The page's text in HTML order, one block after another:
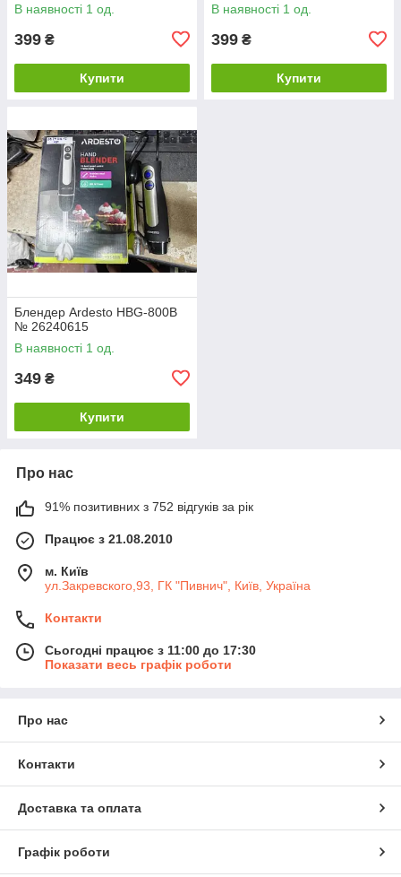
В наявності 1 од.
399 ₴
Купити
В наявності 1 од.
399 ₴
Купити
Блендер Ardesto HBG-800B
№ 26240615
В наявності 1 од.
349 ₴
Купити
Про нас
91% позитивних з 752 відгуків за рік
Працює з 21.08.2010
м. Київ
ул.Закревского,93, ГК "Пивнич", Київ, Україна
Контакти
Сьогодні працює з 11:00 до 17:30
Показати весь графік роботи
Про нас
Контакти
Доставка та оплата
Графік роботи